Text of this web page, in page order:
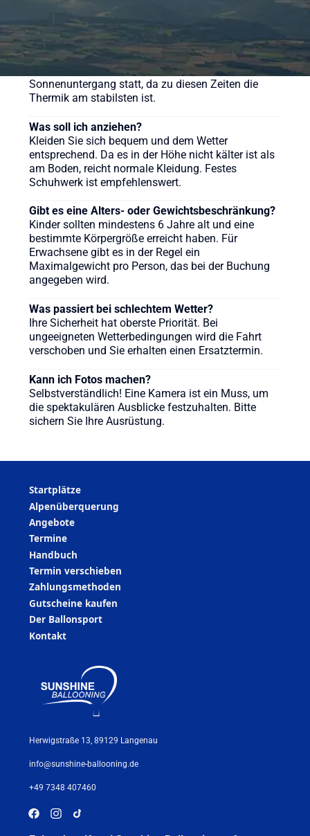
Vorbereitung und Taufe dauert ca. 3-4 Stunden.
Wann ist die beste Zeit für eine Ballonfahrt?
Ballonfahrten finden meist früh morgens nach
Sonnenaufgang oder am späten Nachmittag vor
Sonnenuntergang statt, da zu diesen Zeiten die
Thermik am stabilsten ist.
Was soll ich anziehen?
Kleiden Sie sich bequem und dem Wetter
entsprechend. Da es in der Höhe nicht kälter ist als
am Boden, reicht normale Kleidung. Festes
Schuhwerk ist empfehlenswert.
Gibt es eine Alters- oder Gewichtsbeschränkung?
Kinder sollten mindestens 6 Jahre alt und eine
bestimmte Körpergröße erreicht haben. Für
Erwachsene gibt es in der Regel ein
Maximalgewicht pro Person, das bei der Buchung
angegeben wird.
Was passiert bei schlechtem Wetter?
Ihre Sicherheit hat oberste Priorität. Bei
ungeeigneten Wetterbedingungen wird die Fahrt
verschoben und Sie erhalten einen Ersatztermin.
Kann ich Fotos machen?
Selbstverständlich! Eine Kamera ist ein Muss, um
die spektakulären Ausblicke festzuhalten. Bitte
sichern Sie Ihre Ausrüstung.
Startplätze
Alpenüberquerung
Angebote
Termine
Handbuch
Termin verschieben
Zahlungsmethoden
Gutscheine kaufen
Der Ballonsport
Kontakt
Herwigstraße 13, 89129 Langenau
info@sunshine-ballooning.de
+49 7348 407460